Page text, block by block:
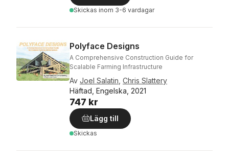
Skickas inom 3-6 vardagar
Polyface Designs
A Comprehensive Construction Guide for
Scalable Farming Infrastructure
Av Joel Salatin Chris Slattery
Häftad, Engelska, 2021
747 kr
Lägg till
Skickas